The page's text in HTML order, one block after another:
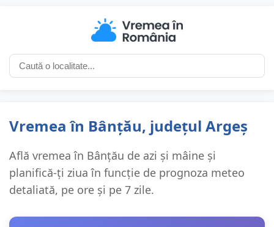
Vremea în Bânțău, județul Argeș
Află vremea în Bânțău de azi și mâine și
planifică-ți ziua în funcție de prognoza meteo
detaliată, pe ore și pe 7 zile.